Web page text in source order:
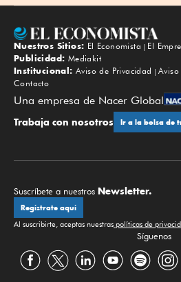
Nuestros Sitios: El Economista El
Publicidad: Mediakit
Institucional: Aviso de Privacidad
Contacto
Una empresa de Nacer Global
Trabaja con nosotros Ir a la bolsa de
Suscríbete a nuestros Newsletter.
Regístrate aquí
Al suscribirte, aceptas nuestras políticas de
Síguenos